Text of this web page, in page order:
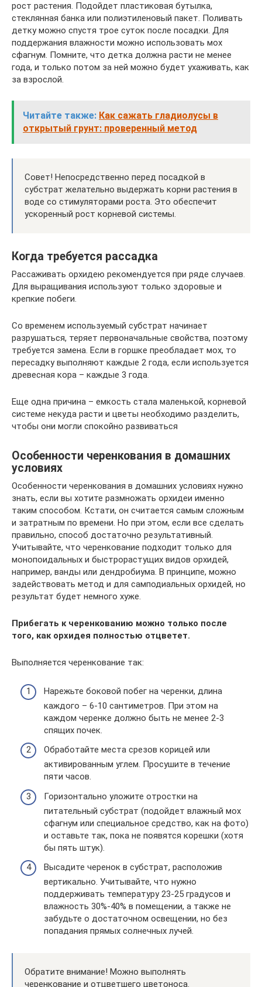
рост растения. Подойдет пластиковая бутылка,
стеклянная банка или полиэтиленовый пакет. Поливать
детку можно спустя трое суток после посадки. Для
поддержания влажности можно использовать мох
сфагнум. Помните, что детка должна расти не менее
года, и только потом за ней можно будет ухаживать, как
за взрослой.
Читайте также: Как сажать гладиолусы в
открытый грунт: проверенный метод
Совет! Непосредственно перед посадкой в
субстрат желательно выдержать корни растения в
воде со стимуляторами роста. Это обеспечит
ускоренный рост корневой системы.
Когда требуется рассадка
Рассаживать орхидею рекомендуется при ряде случаев.
Для выращивания используют только здоровые и
крепкие побеги.
Со временем используемый субстрат начинает
разрушаться, теряет первоначальные свойства, поэтому
требуется замена. Если в горшке преобладает мох, то
пересадку выполняют каждые 2 года, если используется
древесная кора – каждые 3 года.
Еще одна причина – емкость стала маленькой, корневой
системе некуда расти и цветы необходимо разделить,
чтобы они могли спокойно развиваться
Особенности черенкования в домашних
условиях
Особенности черенкования в домашних условиях нужно
знать, если вы хотите размножать орхидеи именно
таким способом. Кстати, он считается самым сложным
и затратным по времени. Но при этом, если все сделать
правильно, способ достаточно результативный.
Учитывайте, что черенкование подходит только для
монопоидальных и быстрорастущих видов орхидей,
например, ванды или дендробиума. В принципе, можно
задействовать метод и для самподиальных орхидей, но
результат будет немного хуже.
Прибегать к черенкованию можно только после
того, как орхидея полностью отцветет.
Выполняется черенкование так:
Нарежьте боковой побег на черенки, длина
каждого – 6-10 сантиметров. При этом на
каждом черенке должно быть не менее 2-3
спящих почек.
Обработайте места срезов корицей или
активированным углем. Просушите в течение
пяти часов.
Горизонтально уложите отростки на
питательный субстрат (подойдет влажный мох
сфагнум или специальное средство, как на фото)
и оставьте так, пока не появятся корешки (хотя
бы пять штук).
Высадите черенок в субстрат, расположив
вертикально. Учитывайте, что нужно
поддерживать температуру 23-25 градусов и
влажность 30%-40% в помещении, а также не
забудьте о достаточном освещении, но без
попадания прямых солнечных лучей.
Обратите внимание! Можно выполнять
черенкование и отцветшего цветоноса.